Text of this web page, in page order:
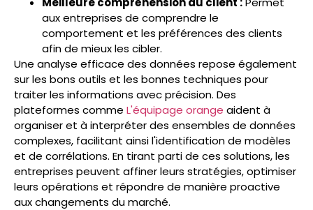
aux entreprises de comprendre le
comportement et les préférences des clients
afin de mieux les cibler.
Une analyse efficace des données repose également
sur les bons outils et les bonnes techniques pour
traiter les informations avec précision. Des
plateformes comme L'équipage orange aident à
organiser et à interpréter des ensembles de données
complexes, facilitant ainsi l'identification de modèles
et de corrélations. En tirant parti de ces solutions, les
entreprises peuvent affiner leurs stratégies, optimiser
leurs opérations et répondre de manière proactive
aux changements du marché.